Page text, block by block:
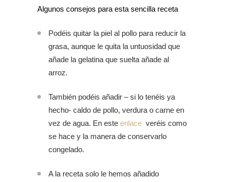
Algunos consejos para esta sencilla receta
Podéis quitar la piel al pollo para reducir la
grasa, aunque le quita la untuosidad que
añade la gelatina que suelta añade al
arroz.
También podéis añadir – si lo tenéis ya
hecho- caldo de pollo, verdura o carne en
vez de agua. En este enlace veréis como
se hace y la manera de conservarlo
congelado.
A la receta solo le hemos añadido